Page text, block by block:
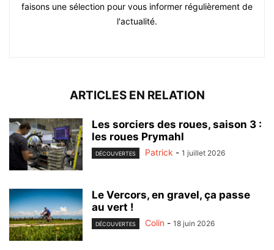
faisons une sélection pour vous informer régulièrement de
l'actualité.
ARTICLES EN RELATION
Les sorciers des roues, saison 3 :
les roues Prymahl
DÉCOUVERTES Patrick - 1 juillet 2026
Le Vercors, en gravel, ça passe
au vert !
DÉCOUVERTES Colin - 18 juin 2026